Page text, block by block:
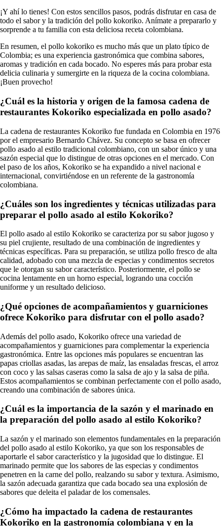
¡Y ahí lo tienes! Con estos sencillos pasos, podrás disfrutar en casa de
todo el sabor y la tradición del pollo kokoriko. Anímate a prepararlo y
sorprende a tu familia con esta deliciosa receta colombiana.
En resumen, el pollo kokoriko es mucho más que un plato típico de
Colombia; es una experiencia gastronómica que combina sabores,
aromas y tradición en cada bocado. No esperes más para probar esta
delicia culinaria y sumergirte en la riqueza de la cocina colombiana.
¡Buen provecho!
¿Cuál es la historia y origen de la famosa cadena de
restaurantes Kokoriko especializada en pollo asado?
La cadena de restaurantes Kokoriko fue fundada en Colombia en 1976
por el empresario Bernardo Chávez. Su concepto se basa en ofrecer
pollo asado al estilo tradicional colombiano, con un sabor único y una
sazón especial que lo distingue de otras opciones en el mercado. Con
el paso de los años, Kokoriko se ha expandido a nivel nacional e
internacional, convirtiéndose en un referente de la gastronomía
colombiana.
¿Cuáles son los ingredientes y técnicas utilizadas para
preparar el pollo asado al estilo Kokoriko?
El pollo asado al estilo Kokoriko se caracteriza por su sabor jugoso y
su piel crujiente, resultado de una combinación de ingredientes y
técnicas específicas. Para su preparación, se utiliza pollo fresco de alta
calidad, adobado con una mezcla de especias y condimentos secretos
que le otorgan su sabor característico. Posteriormente, el pollo se
cocina lentamente en un horno especial, logrando una cocción
uniforme y un resultado delicioso.
¿Qué opciones de acompañamientos y guarniciones
ofrece Kokoriko para disfrutar con el pollo asado?
Además del pollo asado, Kokoriko ofrece una variedad de
acompañamientos y guarniciones para complementar la experiencia
gastronómica. Entre las opciones más populares se encuentran las
papas criollas asadas, las arepas de maíz, las ensaladas frescas, el arroz
con coco y las salsas caseras como la salsa de ajo y la salsa de piña.
Estos acompañamientos se combinan perfectamente con el pollo asado,
creando una combinación de sabores única.
¿Cuál es la importancia de la sazón y el marinado en
la preparación del pollo asado al estilo Kokoriko?
La sazón y el marinado son elementos fundamentales en la preparación
del pollo asado al estilo Kokoriko, ya que son los responsables de
aportarle el sabor característico y la jugosidad que lo distingue. El
marinado permite que los sabores de las especias y condimentos
penetren en la carne del pollo, realzando su sabor y textura. Asimismo,
la sazón adecuada garantiza que cada bocado sea una explosión de
sabores que deleita el paladar de los comensales.
¿Cómo ha impactado la cadena de restaurantes
Kokoriko en la gastronomía colombiana y en la